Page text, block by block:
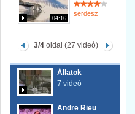
04:16
serdesz
3/4oldal (27 videó)
Állatok
7 videó
Andre Rieu